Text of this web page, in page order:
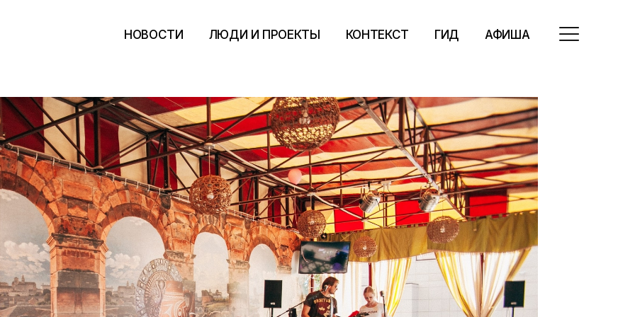
НОВОСТИ ЛЮДИ И ПРОЕКТЫ КОНТЕКСТ ГИД АФИША